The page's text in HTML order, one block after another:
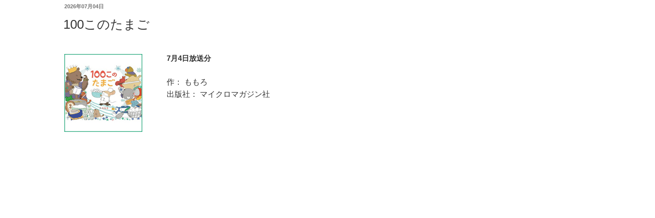
2026年07月04日
100このたまご
7月4日放送分
作： ももろ
出版社： マイクロマガジン社